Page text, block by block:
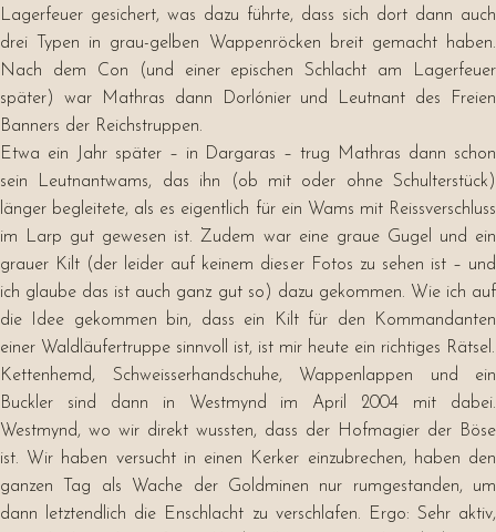
Lagerfeuer gesichert, was dazu führte, dass sich dort dann auch
drei Typen in grau-gelben Wappenröcken breit gemacht haben.
Nach dem Con (und einer epischen Schlacht am Lagerfeuer
später) war Mathras dann Dorlónier und Leutnant des Freien
Banners der Reichstruppen.
Etwa ein Jahr später – in Dargaras – trug Mathras dann schon
sein Leutnantwams, das ihn (ob mit oder ohne Schulterstück)
länger begleitete, als es eigentlich für ein Wams mit Reissverschluss
im Larp gut gewesen ist. Zudem war eine graue Gugel und ein
grauer Kilt (der leider auf keinem dieser Fotos zu sehen ist – und
ich glaube das ist auch ganz gut so) dazu gekommen. Wie ich auf
die Idee gekommen bin, dass ein Kilt für den Kommandanten
einer Waldläufertruppe sinnvoll ist, ist mir heute ein richtiges Rätsel.
Kettenhemd, Schweisserhandschuhe, Wappenlappen und ein
Buckler sind dann in Westmynd im April 2004 mit dabei.
Westmynd, wo wir direkt wussten, dass der Hofmagier der Böse
ist. Wir haben versucht in einen Kerker einzubrechen, haben den
ganzen Tag als Wache der Goldminen nur rumgestanden, um
dann letztendlich die Enschlacht zu verschlafen. Ergo: Sehr aktiv,